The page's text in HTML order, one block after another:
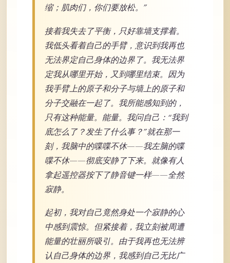
缩；肌肉们，你们要放松。”
接着我失去了平衡，只好靠墙支撑着。
我低头看着自己的手臂，意识到我再也
无法界定自己身体的边界了。我无法界
定我从哪里开始，又到哪里结束。因为
我手臂上的原子和分子与墙上的原子和
分子交融在一起了。我所能感知到的，
只有这种能量。能量。我问自己：“我到
底怎么了？发生了什么事？”就在那一
刻，我脑中的喋喋不休——我左脑的喋
喋不休——彻底安静了下来。就像有人
拿起遥控器按下了静音键一样——全然
寂静。
起初，我对自己竟然身处一个寂静的心
中感到震惊。但紧接着，我立刻被周遭
能量的壮丽所吸引。由于我再也无法辨
认自己身体的边界，我感到自己无比广